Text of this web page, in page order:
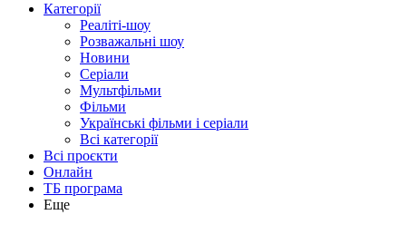
Категорії
Реаліті-шоу
Розважальні шоу
Новини
Серіали
Мультфільми
Фільми
Українські фільми і серіали
Всі категорії
Всі проєкти
Онлайн
ТБ програма
Еще